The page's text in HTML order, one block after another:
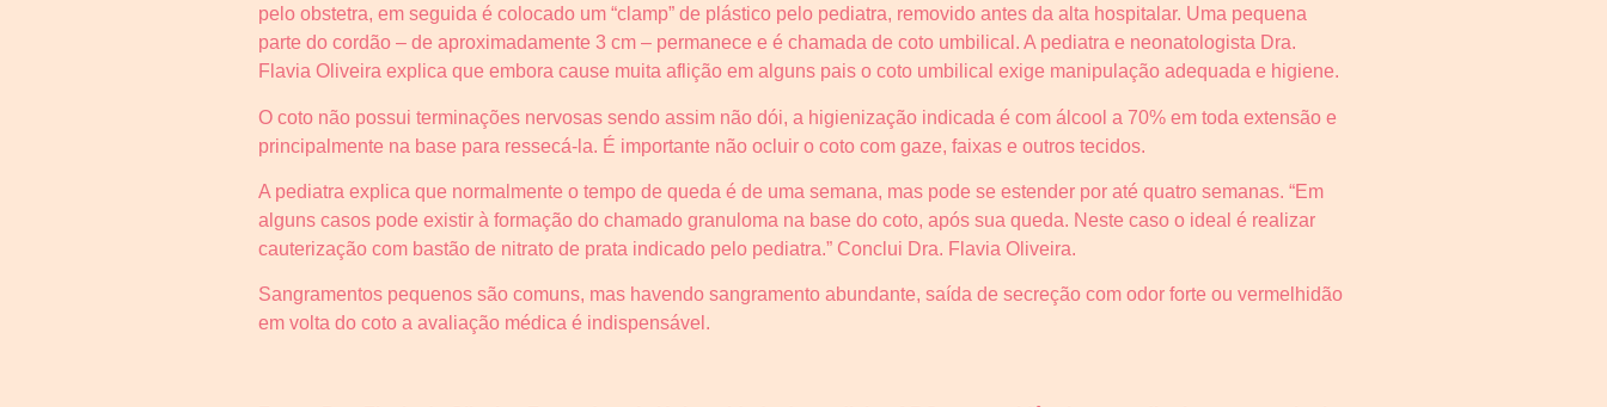
pelo obstetra, em seguida é colocado um “clamp” de plástico pelo pediatra, removido antes da alta hospitalar. Uma pequena
parte do cordão – de aproximadamente 3 cm – permanece e é chamada de coto umbilical. A pediatra e neonatologista Dra.
Flavia Oliveira explica que embora cause muita aflição em alguns pais o coto umbilical exige manipulação adequada e higiene.
O coto não possui terminações nervosas sendo assim não dói, a higienização indicada é com álcool a 70% em toda extensão e
principalmente na base para ressecá-la. É importante não ocluir o coto com gaze, faixas e outros tecidos.
A pediatra explica que normalmente o tempo de queda é de uma semana, mas pode se estender por até quatro semanas. “Em
alguns casos pode existir à formação do chamado granuloma na base do coto, após sua queda. Neste caso o ideal é realizar
cauterização com bastão de nitrato de prata indicado pelo pediatra.” Conclui Dra. Flavia Oliveira.
Sangramentos pequenos são comuns, mas havendo sangramento abundante, saída de secreção com odor forte ou vermelhidão
em volta do coto a avaliação médica é indispensável.